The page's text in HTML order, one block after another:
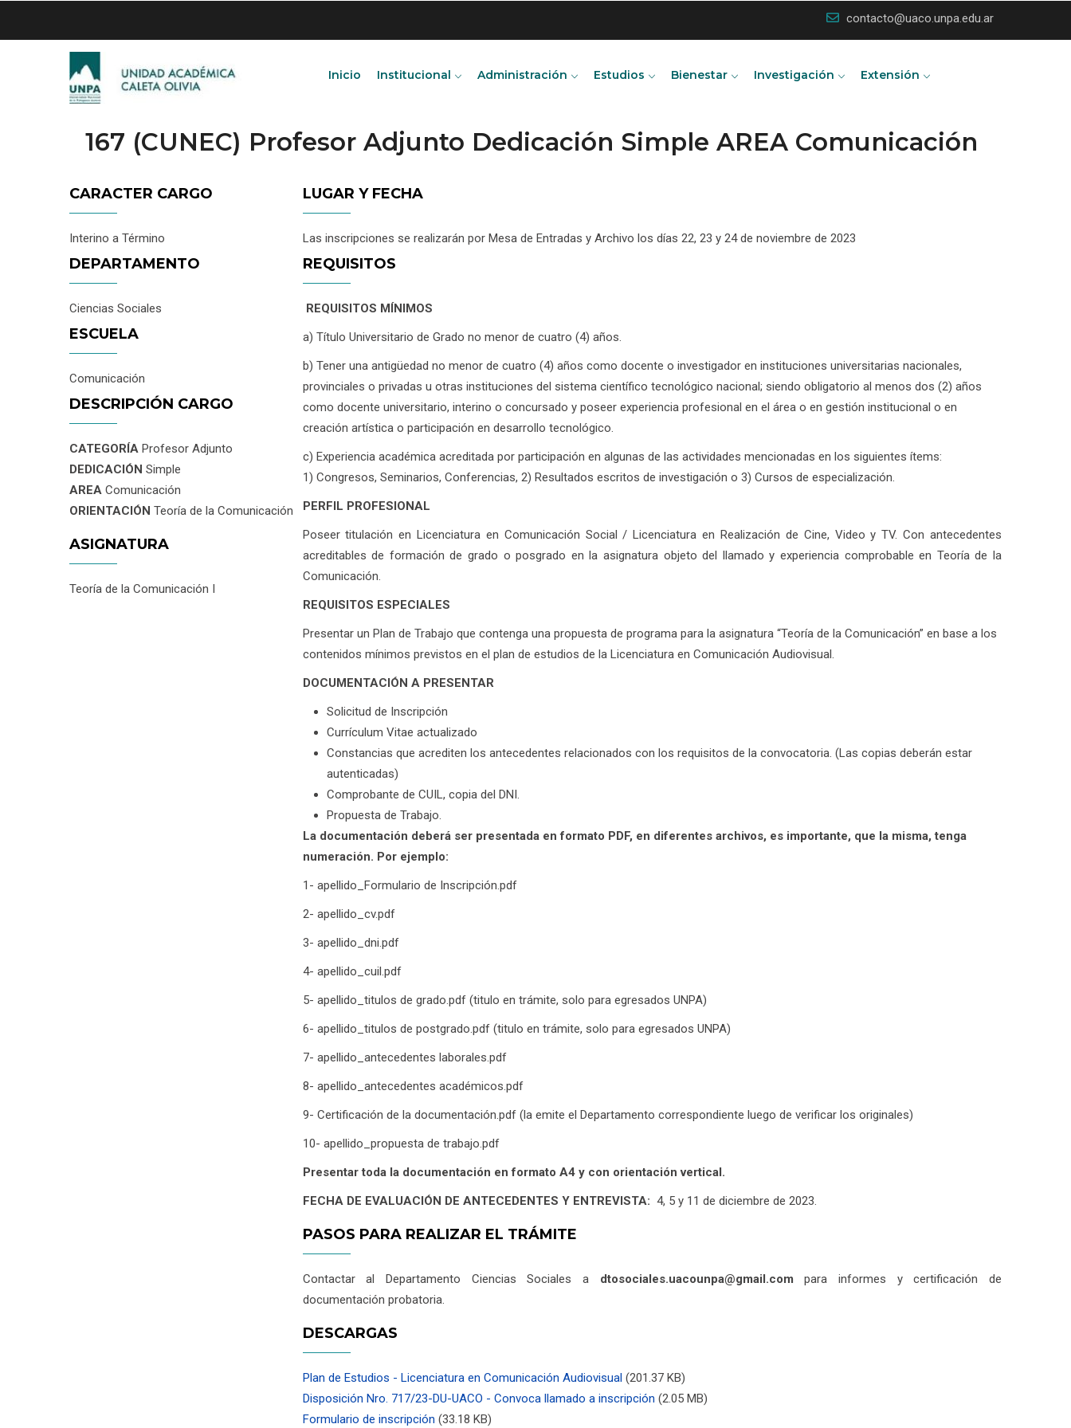
contacto@uaco.unpa.edu.ar
Inicio Institucional Administración Estudios Bienestar Investigación Extensión
167 (CUNEC) Profesor Adjunto Dedicación Simple AREA Comunicación
CARACTER CARGO
Interino a Término
DEPARTAMENTO
Ciencias Sociales
ESCUELA
Comunicación
DESCRIPCIÓN CARGO
CATEGORÍA Profesor Adjunto
DEDICACIÓN Simple
AREA Comunicación
ORIENTACIÓN Teoría de la Comunicación
ASIGNATURA
Teoría de la Comunicación I
LUGAR Y FECHA
Las inscripciones se realizarán por Mesa de Entradas y Archivo los días 22, 23 y 24 de noviembre de 2023
REQUISITOS
REQUISITOS MÍNIMOS
a) Título Universitario de Grado no menor de cuatro (4) años.
b) Tener una antigüedad no menor de cuatro (4) años como docente o investigador en instituciones universitarias nacionales,
provinciales o privadas u otras instituciones del sistema científico tecnológico nacional; siendo obligatorio al menos dos (2) años
como docente universitario, interino o concursado y poseer experiencia profesional en el área o en gestión institucional o en
creación artística o participación en desarrollo tecnológico.
c) Experiencia académica acreditada por participación en algunas de las actividades mencionadas en los siguientes ítems:
1) Congresos, Seminarios, Conferencias, 2) Resultados escritos de investigación o 3) Cursos de especialización.
PERFIL PROFESIONAL
Poseer titulación en Licenciatura en Comunicación Social / Licenciatura en Realización de Cine, Video y TV. Con antecedentes
acreditables de formación de grado o posgrado en la asignatura objeto del llamado y experiencia comprobable en Teoría de la
Comunicación.
REQUISITOS ESPECIALES
Presentar un Plan de Trabajo que contenga una propuesta de programa para la asignatura “Teoría de la Comunicación” en base a los
contenidos mínimos previstos en el plan de estudios de la Licenciatura en Comunicación Audiovisual.
DOCUMENTACIÓN A PRESENTAR
Solicitud de Inscripción
Currículum Vitae actualizado
Constancias que acrediten los antecedentes relacionados con los requisitos de la convocatoria. (Las copias deberán estar
autenticadas)
Comprobante de CUIL, copia del DNI.
Propuesta de Trabajo.
La documentación deberá ser presentada en formato PDF, en diferentes archivos, es importante, que la misma, tenga
numeración. Por ejemplo:
1- apellido_Formulario de Inscripción.pdf
2- apellido_cv.pdf
3- apellido_dni.pdf
4- apellido_cuil.pdf
5- apellido_titulos de grado.pdf (titulo en trámite, solo para egresados UNPA)
6- apellido_titulos de postgrado.pdf (titulo en trámite, solo para egresados UNPA)
7- apellido_antecedentes laborales.pdf
8- apellido_antecedentes académicos.pdf
9- Certificación de la documentación.pdf (la emite el Departamento correspondiente luego de verificar los originales)
10- apellido_propuesta de trabajo.pdf
Presentar toda la documentación en formato A4 y con orientación vertical.
FECHA DE EVALUACIÓN DE ANTECEDENTES Y ENTREVISTA: 4, 5 y 11 de diciembre de 2023.
PASOS PARA REALIZAR EL TRÁMITE
Contactar al Departamento Ciencias Sociales a dtosociales.uacounpa@gmail.com para informes y certificación de
documentación probatoria.
DESCARGAS
Plan de Estudios - Licenciatura en Comunicación Audiovisual (201.37 KB)
Disposición Nro. 717/23-DU-UACO - Convoca llamado a inscripción (2.05 MB)
Formulario de inscripción (33.18 KB)